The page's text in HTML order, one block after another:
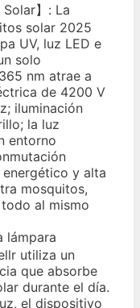
】: La
solar 2025
UV, luz LED e
solo
nm atrae a
de 4200 V
iluminación
la luz
entorno
y alta
mosquitos,
al mismo
lámpara
utiliza un
que absorbe
durante el día.
el dispositivo